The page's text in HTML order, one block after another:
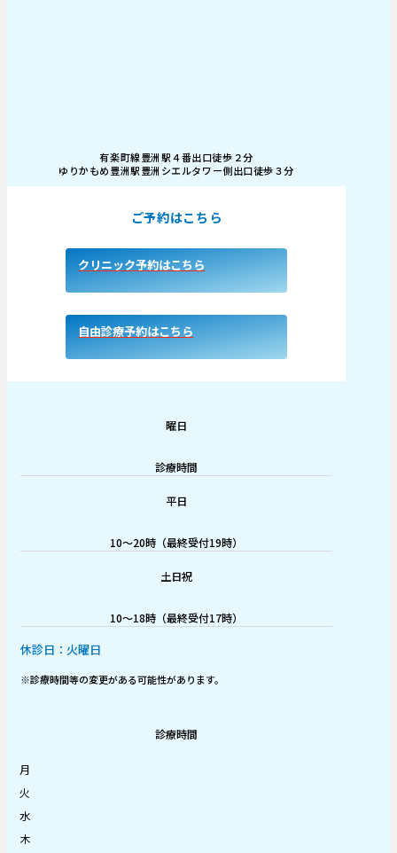
有楽町線豊洲駅４番出口徒歩２分
ゆりかもめ豊洲駅豊洲シエルタワー側出口徒歩３分
ご予約はこちら
クリニック予約はこちら
自由診療予約はこちら
曜日
診療時間
平日
10～20時（最終受付19時）
土日祝
10～18時（最終受付17時）
休診日：火曜日
※診療時間等の変更がある可能性があります。
診療時間
月
火
水
木